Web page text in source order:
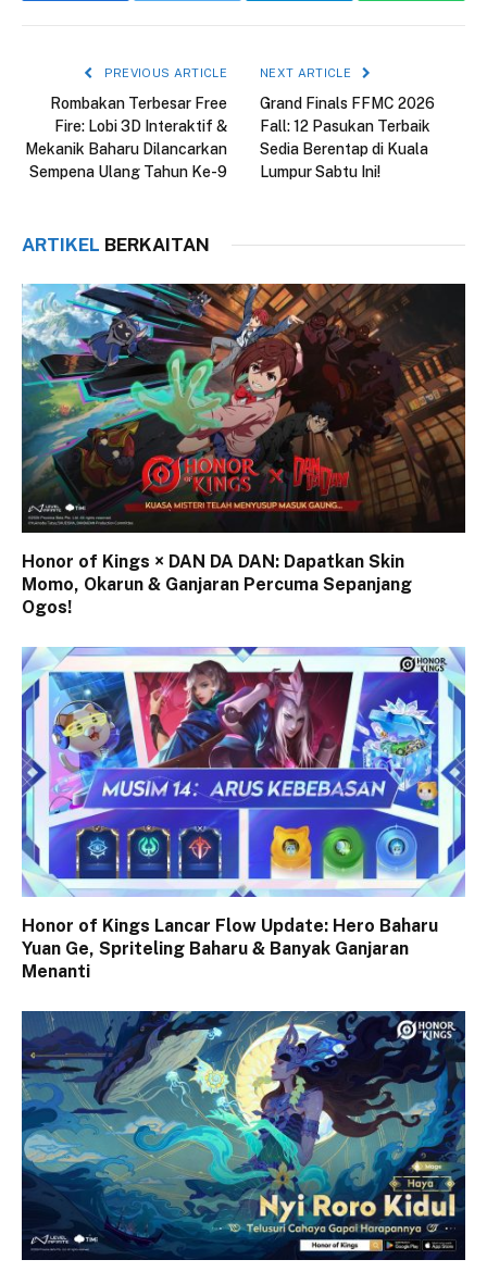
PREVIOUS ARTICLE
Rombakan Terbesar Free
Fire: Lobi 3D Interaktif &
Mekanik Baharu Dilancarkan
Sempena Ulang Tahun Ke-9
NEXT ARTICLE
Grand Finals FFMC 2026
Fall: 12 Pasukan Terbaik
Sedia Berentap di Kuala
Lumpur Sabtu Ini!
ARTIKEL BERKAITAN
Honor of Kings × DAN DA DAN: Dapatkan Skin
Momo, Okarun & Ganjaran Percuma Sepanjang
Ogos!
Honor of Kings Lancar Flow Update: Hero Baharu
Yuan Ge, Spriteling Baharu & Banyak Ganjaran
Menanti